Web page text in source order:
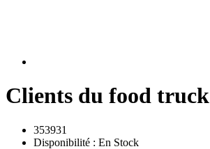
Clients du food truck
353931
Disponibilité : En Stock